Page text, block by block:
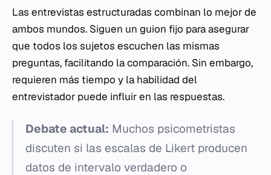
Las entrevistas estructuradas combinan lo mejor de
ambos mundos. Siguen un guion fijo para asegurar
que todos los sujetos escuchen las mismas
preguntas, facilitando la comparación. Sin embargo,
requieren más tiempo y la habilidad del
entrevistador puede influir en las respuestas.
Debate actual: Muchos psicometristas
discuten si las escalas de Likert producen
datos de intervalo verdadero o